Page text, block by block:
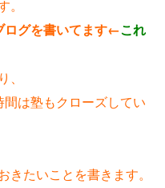
ログを書いてます←これ
は塾もクローズしてい
たいことを書きます。